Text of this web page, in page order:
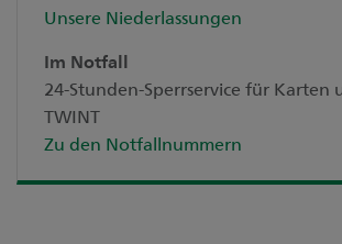
Unsere Niederlassungen
Im Notfall
24-Stunden-Sperrservice für Karten
TWINT
Zu den Notfallnummern